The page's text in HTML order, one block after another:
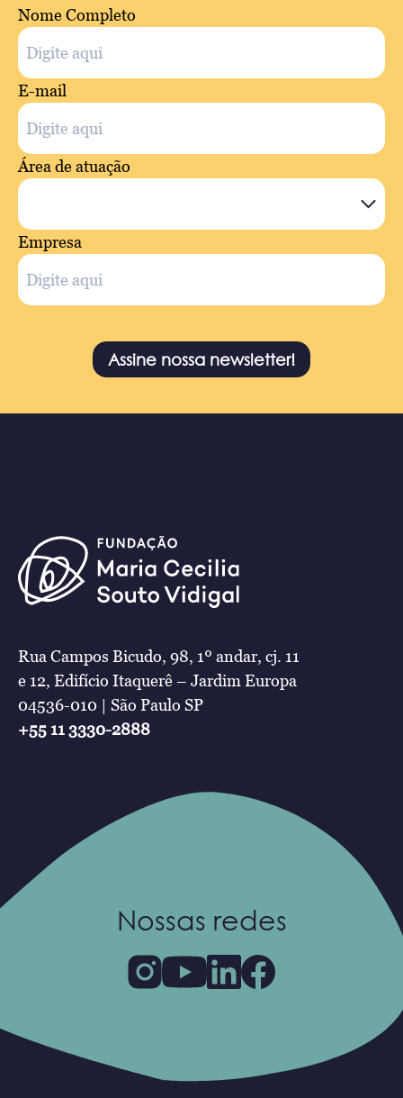
Nome Completo
E-mail
Área de atuação
Empresa
Assine nossa newsletter!
Rua Campos Bicudo, 98, 1º andar, cj. 11
e 12, Edifício Itaquerê – Jardim Europa
04536-010 | São Paulo SP
+55 11 3330-2888
Nossas redes